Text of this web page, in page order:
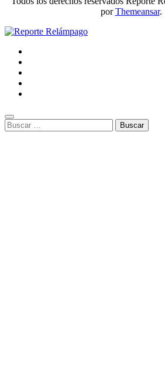
porThemeansar.
Buscar: